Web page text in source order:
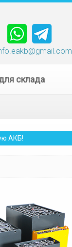
склада
АКБ!